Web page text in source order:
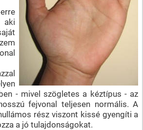
- mivel szögletes a kéztípus - az
fejvonal teljesen normális. A
rész viszont kissé gyengíti a
a jó tulajdonságokat.